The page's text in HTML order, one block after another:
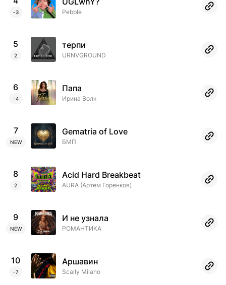
-3 Pebble
5
2
терпи
URNVGROUND
6
-4
Папа
Ирина Волк
7
NEW
Gematria of Love
БМП
8
2
Acid Hard Breakbeat
AURA (Артем Горенков)
9
NEW
И не узнала
РОМАНТИКА
10
-7
Аршавин
Scally Milano